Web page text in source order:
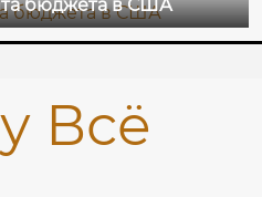
бюджета в США